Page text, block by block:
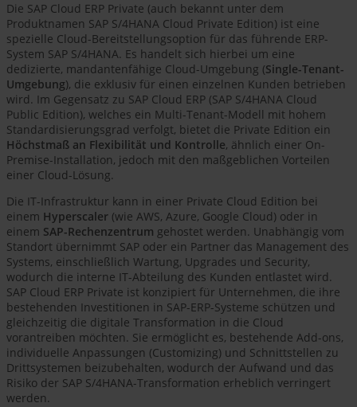
Die SAP Cloud ERP Private (auch bekannt unter dem
Produktnamen SAP S/4HANA Cloud Private Edition) ist eine
spezielle Cloud-Bereitstellungsoption für das führende ERP-
System SAP S/4HANA. Es handelt sich hierbei um eine
dedizierte, mandantenfähige Cloud-Umgebung (Single-Tenant-
Umgebung), die exklusiv für einen einzelnen Kunden betrieben
wird. Im Gegensatz zu SAP Cloud ERP (SAP S/4HANA Cloud
Public Edition), welches ein Multi-Tenant-Modell mit hohem
Standardisierungsgrad verfolgt, bietet die Private Edition ein
Höchstmaß an Flexibilität und Kontrolle, ähnlich einer On-
Premise-Installation, jedoch mit den maßgeblichen Vorteilen
einer Cloud-Lösung.
Die IT-Infrastruktur kann in einer Private Cloud Edition bei
einem Hyperscaler (wie AWS, Azure, Google Cloud) oder in
einem SAP-Rechenzentrum gehostet werden. Unabhängig vom
Standort übernimmt SAP oder ein Partner das Management des
Systems, einschließlich Wartung, Upgrades und Security,
wodurch die interne IT-Abteilung des Kunden entlastet wird.
SAP Cloud ERP Private ist konzipiert für Unternehmen, die ihre
bestehenden Investitionen in SAP-ERP-Systeme schützen und
gleichzeitig die digitale Transformation in die Cloud
vorantreiben möchten. Sie ermöglicht es, bestehende Add-ons,
individuelle Anpassungen (Customizing) und Schnittstellen zu
Drittsystemen beizubehalten, wodurch der Aufwand und das
Risiko der SAP S/4HANA-Transformation erheblich verringert
werden.